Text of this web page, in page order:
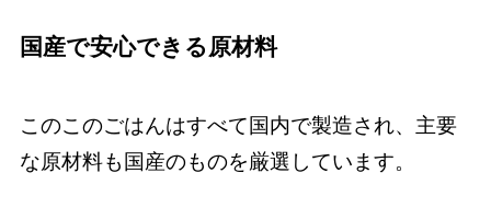
国産で安心できる原材料
このこのごはんはすべて国内で製造され、主要
な原材料も国産のものを厳選しています。